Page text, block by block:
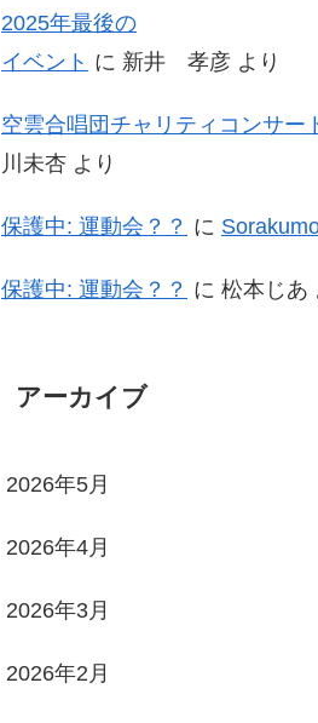
2025年最後の
イベント に 新井 孝彦 より
空雲合唱団チャリティコンサー
川未杏 より
保護中: 運動会？？ に
保護中: 運動会？？ に 松本じあ
アーカイブ
2026年5月
2026年4月
2026年3月
2026年2月